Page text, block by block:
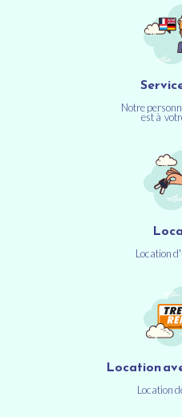
Notre
est à
Location
Location
Location